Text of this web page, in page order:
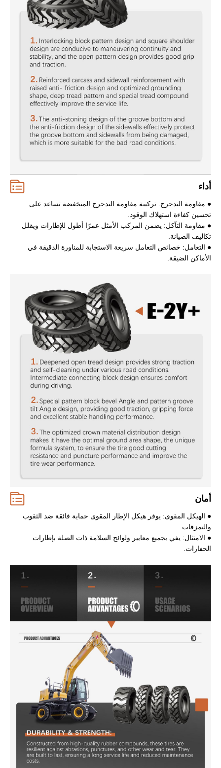
أداء
● مقاومة التدحرج: تركيبة مقاومة التدحرج المنخفضة تساعد على
تحسين كفاءة استهلاك الوقود.
● مقاومة التآكل: يضمن المركب الأمثل عمرًا أطول للإطارات ويقلل
تكاليف الصيانة.
● التعامل: خصائص التعامل سريعة الاستجابة للمناورة الدقيقة في
الأماكن الضيقة.
أمان
● الهيكل المقوى: يوفر هيكل الإطار المقوى حماية فائقة ضد الثقوب
والتمزقات.
● الامتثال: يفي بجميع معايير ولوائح السلامة ذات الصلة بإطارات
الحفارات.